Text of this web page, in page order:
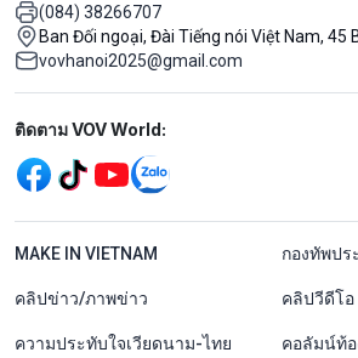
(084) 38266707
Ban Đối ngoại, Đài Tiếng nói Việt Nam, 45
vovhanoi2025@gmail.com
Mạng xã hội
ติดตาม VOV World:
menu footer tiếng Thái
MAKE IN VIETNAM กองทัพป
คลิปข่าว/ภาพข่าว คลิปวีดีโอ
ความประทับใจเวียดนาม-ไทย คอลัมน์ท้